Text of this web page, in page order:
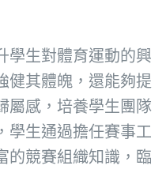
學生對體育運動的興
健其體魄，還能夠提
屬感，培養學生團隊
學生通過擔任賽事工
的競賽組織知識，臨